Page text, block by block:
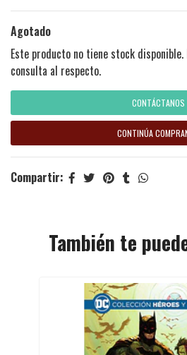
Agotado
Este producto no tiene stock disponible.
consulta al respecto.
CONTÁCTANOS
CONTINÚA
Compartir:
También te